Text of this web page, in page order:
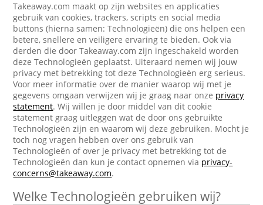
Takeaway.com maakt op zijn websites en applicaties
gebruik van cookies, trackers, scripts en social media
buttons (hierna samen: Technologieën) die ons helpen een
betere, snellere en veiligere ervaring te bieden. Ook via
derden die door Takeaway.com zijn ingeschakeld worden
deze Technologieën geplaatst. Uiteraard nemen wij jouw
privacy met betrekking tot deze Technologieën erg serieus.
Voor meer informatie over de manier waarop wij met je
gegevens omgaan verwijzen wij je graag naar onze privacy
statement. Wij willen je door middel van dit cookie
statement graag uitleggen wat de door ons gebruikte
Technologieën zijn en waarom wij deze gebruiken. Mocht je
toch nog vragen hebben over ons gebruik van
Technologieën of over je privacy met betrekking tot de
Technologieën dan kun je contact opnemen via privacy-
concerns@takeaway.com.
Welke Technologieën gebruiken wij?